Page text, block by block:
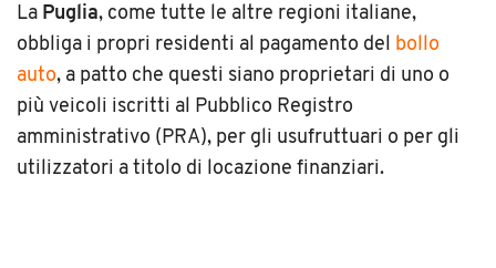
La Puglia, come tutte le altre regioni italiane,
obbliga i propri residenti al pagamento del bollo
auto, a patto che questi siano proprietari di uno o
più veicoli iscritti al Pubblico Registro
amministrativo (PRA), per gli usufruttuari o per gli
utilizzatori a titolo di locazione finanziari.